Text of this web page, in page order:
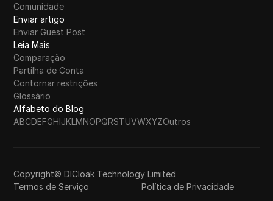
Comunidade
Enviar artigo
Enviar Guest Post
Leia Mais
Comparação
Partilha de Conta
Contornar restrições
Glossário
Alfabeto do Blog
ABCDEFGHIJKLMNOPQRSTUVWXYZOutros
Copyright© DICloak Technology Limited
Termos de Serviço
Política de Privacidade